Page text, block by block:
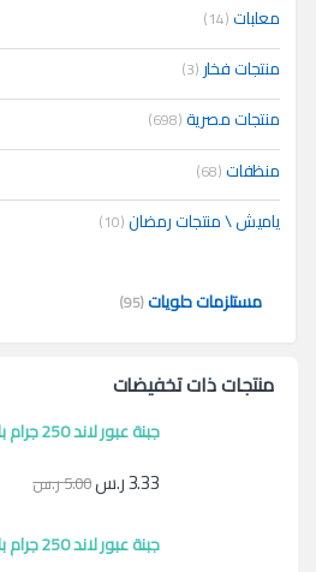
معلبات(14)
منتجات فخار (3)
منتجات مصرية(698)
منظفات(68)
ياميش \ منتجات رمضان(10)
مستلزمات حلويات(95)
منتجات ذات تخفيضات
جبنة عبور لاند 250 جرام بالقشطه
3.33ر.س5.00ر.س
جبنة عبور لاند 250 جرام بالفلمنك